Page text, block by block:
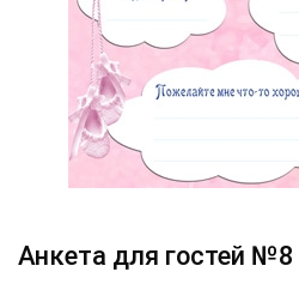
Анкета для гостей